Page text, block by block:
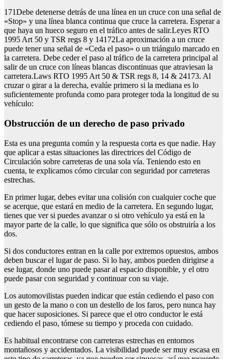
171Debe detenerse detrás de una línea en un cruce con una señal de
«Stop» y una línea blanca continua que cruce la carretera. Esperar a
que haya un hueco seguro en el tráfico antes de salir.Leyes RTO
1995 Art 50 y TSR regs 8 y 14172La aproximación a un cruce
puede tener una señal de «Ceda el paso» o un triángulo marcado en
la carretera. Debe ceder el paso al tráfico de la carretera principal al
salir de un cruce con líneas blancas discontinuas que atraviesan la
carretera.Laws RTO 1995 Art 50 & TSR regs 8, 14 & 24173. Al
cruzar o girar a la derecha, evalúe primero si la mediana es lo
suficientemente profunda como para proteger toda la longitud de su
vehículo:
Obstrucción de un derecho de paso privado
Esta es una pregunta común y la respuesta corta es que nadie. Hay
que aplicar a estas situaciones las directrices del Código de
Circulación sobre carreteras de una sola vía. Teniendo esto en
cuenta, te explicamos cómo circular con seguridad por carreteras
estrechas.
En primer lugar, debes evitar una colisión con cualquier coche que
se acerque, que estará en medio de la carretera. En segundo lugar,
tienes que ver si puedes avanzar o si otro vehículo ya está en la
mayor parte de la calle, lo que significa que sólo os obstruiría a los
dos.
Si dos conductores entran en la calle por extremos opuestos, ambos
deben buscar el lugar de paso. Si lo hay, ambos pueden dirigirse a
ese lugar, donde uno puede pasar al espacio disponible, y el otro
puede pasar con seguridad y continuar con su viaje.
Los automovilistas pueden indicar que están cediendo el paso con
un gesto de la mano o con un destello de los faros, pero nunca hay
que hacer suposiciones. Si parece que el otro conductor le está
cediendo el paso, tómese su tiempo y proceda con cuidado.
Es habitual encontrarse con carreteras estrechas en entornos
montañosos y accidentados. La visibilidad puede ser muy escasa en